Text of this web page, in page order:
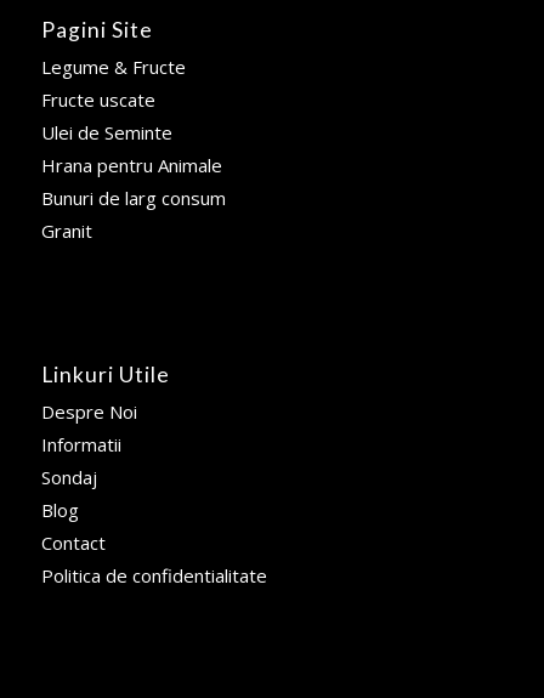
Pagini Site
Legume & Fructe
Fructe uscate
Ulei de Seminte
Hrana pentru Animale
Bunuri de larg consum
Granit
Linkuri Utile
Despre Noi
Informatii
Sondaj
Blog
Contact
Politica de confidentialitate